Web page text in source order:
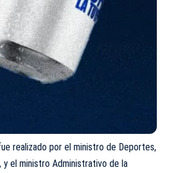
realizado por el ministro de Deportes,
y el ministro Administrativo de la